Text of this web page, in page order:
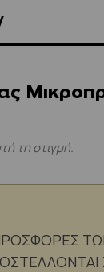
τη στιγμή.